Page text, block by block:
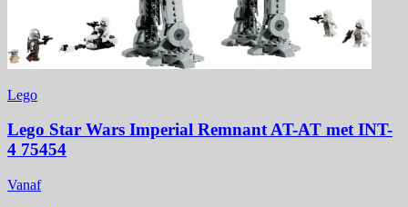
Lego
Lego Star Wars Imperial Remnant AT-AT met INT-
4 75454
Vanaf